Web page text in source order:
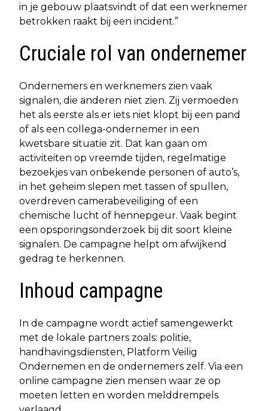
in je gebouw plaatsvindt of dat een werknemer
betrokken raakt bij een incident.”
Cruciale rol van ondernemer
Ondernemers en werknemers zien vaak
signalen, die anderen niet zien. Zij vermoeden
het als eerste als er iets niet klopt bij een pand
of als een collega-ondernemer in een
kwetsbare situatie zit. Dat kan gaan om
activiteiten op vreemde tijden, regelmatige
bezoekjes van onbekende personen of auto’s,
in het geheim slepen met tassen of spullen,
overdreven camerabeveiliging of een
chemische lucht of hennepgeur. Vaak begint
een opsporingsonderzoek bij dit soort kleine
signalen. De campagne helpt om afwijkend
gedrag te herkennen.
Inhoud campagne
In de campagne wordt actief samengewerkt
met de lokale partners zoals: politie,
handhavingsdiensten, Platform Veilig
Ondernemen en de ondernemers zelf. Via een
online campagne zien mensen waar ze op
moeten letten en worden melddrempels